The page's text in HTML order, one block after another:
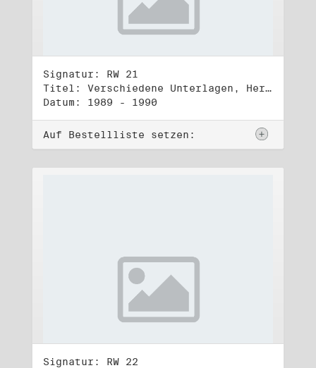
Signatur: RW 21
Titel: Verschiedene Unterlagen, Herbst 1989 bis Herbst 1990
Datum: 1989 - 1990
Auf Bestellliste setzen:
Signatur: RW 22